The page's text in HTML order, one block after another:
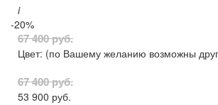
i
-20%
67 400 руб.
Цвет: (по Вашему желанию возможны
67 400 руб.
53 900 руб.